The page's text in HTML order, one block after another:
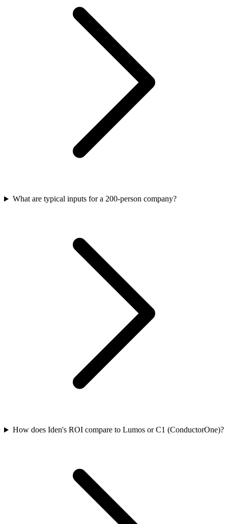
What are typical inputs for a 200-person company?
How does Iden's ROI compare to Lumos or C1 (ConductorOne)?